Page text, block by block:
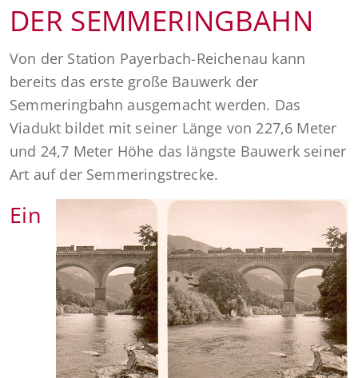
DER SEMMERINGBAHN
Von der Station Payerbach-Reichenau kann
bereits das erste große Bauwerk der
Semmeringbahn ausgemacht werden. Das
Viadukt bildet mit seiner Länge von 227,6 Meter
und 24,7 Meter Höhe das längste Bauwerk seiner
Art auf der Semmeringstrecke.
Ein